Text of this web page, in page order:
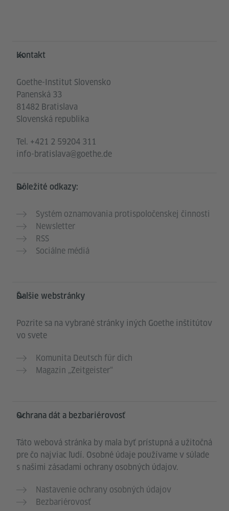
Service- und Informationsbereich
Kontakt
Goethe-Institut Slovensko
Panenská 33
81482 Bratislava
Slovenská republika
Tel. +421 2 59204 311
info-bratislava@goethe.de
Dôležité odkazy:
Systém oznamovania protispoločenskej činnosti
Newsletter
RSS
Sociálne médiá
Ďalšie webstránky
Pozrite sa na vybrané stránky iných Goethe inštitútov
vo svete
Komunita Deutsch für dich
Magazin „Zeitgeister“
Ochrana dát a bezbariérovosť
Táto webová stránka by mala byť prístupná a užitočná
pre čo najviac ľudí. Osobné údaje používame v súlade
s našimi zásadami ochrany osobných údajov.
Nastavenie ochrany osobných údajov
Bezbariérovosť